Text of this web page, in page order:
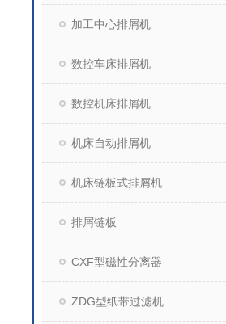
加工中心排屑机
数控车床排屑机
数控机床排屑机
机床自动排屑机
机床链板式排屑机
排屑链板
CXF型磁性分离器
ZDG型纸带过滤机